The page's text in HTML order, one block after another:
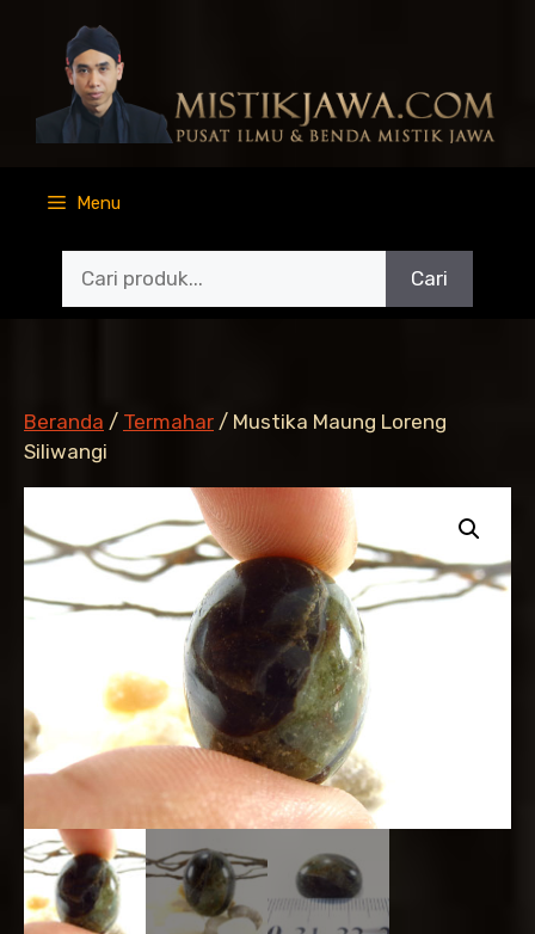
Menu
Cari
Beranda / Termahar / Mustika Maung Loreng
Siliwangi